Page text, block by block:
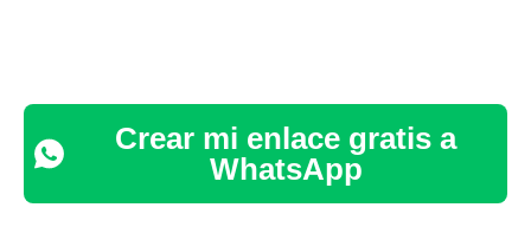
Crear mi enlace gratis a
WhatsApp